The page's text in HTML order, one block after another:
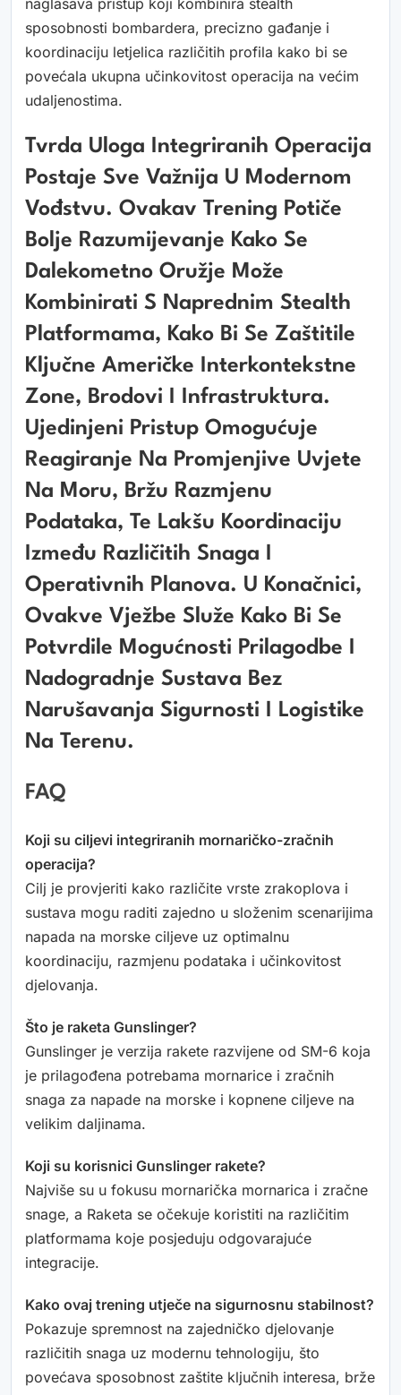
sposobnosti bombardera, precizno gađanje i
koordinaciju letjelica različitih profila kako bi se
povećala ukupna učinkovitost operacija na većim
udaljenostima.
Tvrda Uloga Integriranih Operacija
Postaje Sve Važnija U Modernom
Vođstvu. Ovakav Trening Potiče
Bolje Razumijevanje Kako Se
Dalekometno Oružje Može
Kombinirati S Naprednim Stealth
Platformama, Kako Bi Se Zaštitile
Ključne Američke Interkontekstne
Zone, Brodovi I Infrastruktura.
Ujedinjeni Pristup Omogućuje
Reagiranje Na Promjenjive Uvjete
Na Moru, Bržu Razmjenu
Podataka, Te Lakšu Koordinaciju
Između Različitih Snaga I
Operativnih Planova. U Konačnici,
Ovakve Vježbe Služe Kako Bi Se
Potvrdile Mogućnosti Prilagodbe I
Nadogradnje Sustava Bez
Narušavanja Sigurnosti I Logistike
Na Terenu.
FAQ
Koji su ciljevi integriranih mornaričko-zračnih
operacija?
Cilj je provjeriti kako različite vrste zrakoplova i
sustava mogu raditi zajedno u složenim scenarijima
napada na morske ciljeve uz optimalnu
koordinaciju, razmjenu podataka i učinkovitost
djelovanja.
Što je raketa Gunslinger?
Gunslinger je verzija rakete razvijene od SM-6 koja
je prilagođena potrebama mornarice i zračnih
snaga za napade na morske i kopnene ciljeve na
velikim daljinama.
Koji su korisnici Gunslinger rakete?
Najviše su u fokusu mornarička mornarica i zračne
snage, a Raketa se očekuje koristiti na različitim
platformama koje posjeduju odgovarajuće
integracije.
Kako ovaj trening utječe na sigurnosnu stabilnost?
Pokazuje spremnost na zajedničko djelovanje
različitih snaga uz modernu tehnologiju, što
povećava sposobnost zaštite ključnih interesa, brže